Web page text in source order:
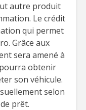
autre produit
Le crédit
qui permet
Grâce aux
sera amené à
obtenir
son véhicule.
selon
prêt.